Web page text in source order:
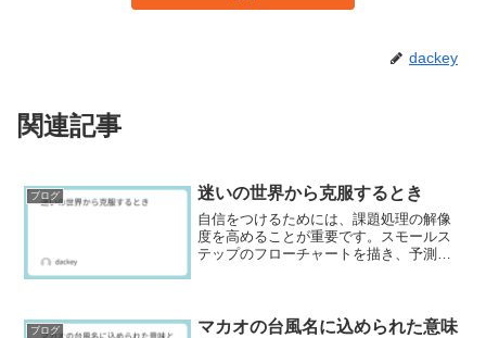
dackey
関連記事
ブログ 迷いの世界から克服するとき
自信をつけるためには、課題処理の解像
度を高めることが重要です。スモールス
テップのフローチャートを描き、予測エ
う。
ブログ
マカオの台風名に込められた意味